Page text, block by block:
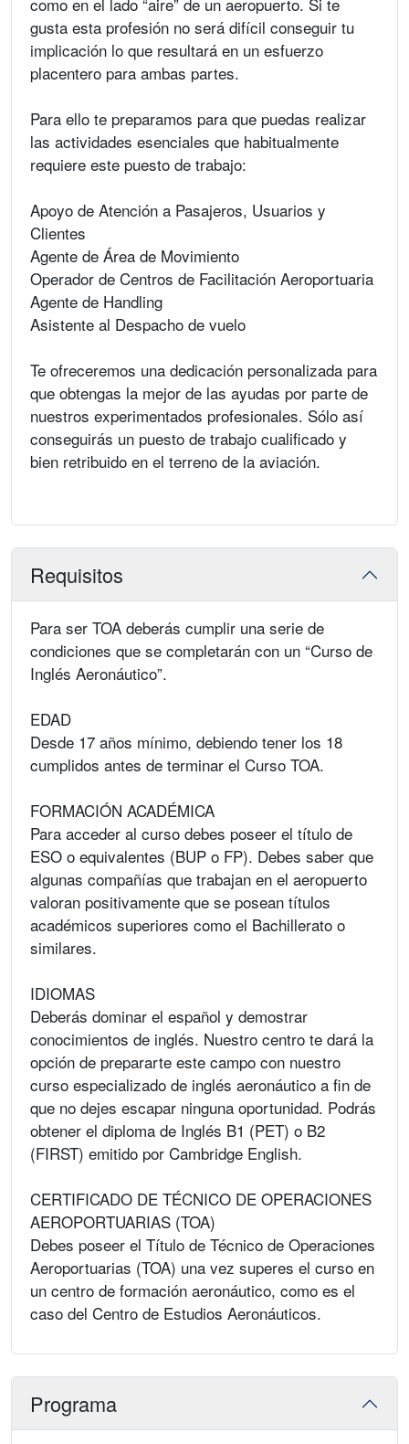
gusta esta profesión no será difícil conseguir tu
implicación lo que resultará en un esfuerzo
placentero para ambas partes.
Para ello te preparamos para que puedas realizar
las actividades esenciales que habitualmente
requiere este puesto de trabajo:
Apoyo de Atención a Pasajeros, Usuarios y
Clientes
Agente de Área de Movimiento
Operador de Centros de Facilitación Aeroportuaria
Agente de Handling
Asistente al Despacho de vuelo
Te ofreceremos una dedicación personalizada para
que obtengas la mejor de las ayudas por parte de
nuestros experimentados profesionales. Sólo así
conseguirás un puesto de trabajo cualificado y
bien retribuido en el terreno de la aviación.
Requisitos
Para ser TOA deberás cumplir una serie de
condiciones que se completarán con un “Curso de
Inglés Aeronáutico”.
EDAD
Desde 17 años mínimo, debiendo tener los 18
cumplidos antes de terminar el Curso TOA.
FORMACIÓN ACADÉMICA
Para acceder al curso debes poseer el título de
ESO o equivalentes (BUP o FP). Debes saber que
algunas compañías que trabajan en el aeropuerto
valoran positivamente que se posean títulos
académicos superiores como el Bachillerato o
similares.
IDIOMAS
Deberás dominar el español y demostrar
conocimientos de inglés. Nuestro centro te dará la
opción de prepararte este campo con nuestro
curso especializado de inglés aeronáutico a fin de
que no dejes escapar ninguna oportunidad. Podrás
obtener el diploma de Inglés B1 (PET) o B2
(FIRST) emitido por Cambridge English.
CERTIFICADO DE TÉCNICO DE OPERACIONES
AEROPORTUARIAS (TOA)
Debes poseer el Título de Técnico de Operaciones
Aeroportuarias (TOA) una vez superes el curso en
un centro de formación aeronáutico, como es el
caso del Centro de Estudios Aeronáuticos.
Programa